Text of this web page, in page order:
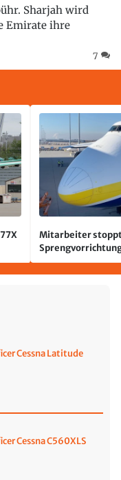
Sharjah wird
Emirate ihre
7
Mitarbeiter
Leipzig/Halle
Cessna Latitude
Cessna C560XLS